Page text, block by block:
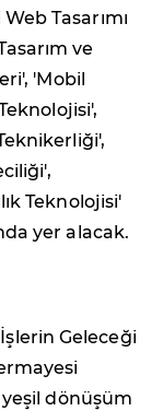
Tasarımı
ve
'Mobil
Teknolojisi'
yer alacak.
Geleceği
yeşil dönüşüm